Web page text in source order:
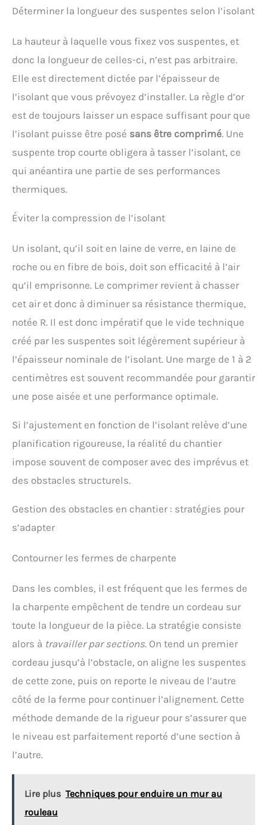
pour activer le mode manuel, vous pouvez projeter
vos besoins d'alignement sous différents angles.
【Wide Application】lazer niveaux Vert 16 lignes
laser de nivellement peut être commuté
individuellement par bouton ou télécommande. Le
niveau laser 360 autonivelant est équipé d'un
support magnétique, d'un mini trépied, d'une base
l'utilisation de l'outil. Il peut être fixé sur des
trépieds, des carreaux de sol, des autocollants
muraux et des plafonds. 【Durable Design/Liste
d'emballage】IP54 étanche/protégé contre les
normalement et de manière stable dans des
conditions de travail complexes. 1xniveau laser 4D
16 lignes, 1x sac de transport, 1x chargeur, 1x support
de roulement 5/8-20 », 1x fer mural, 1x manuel
verte, 1x support mural, 1x plateforme de levage, 2x
batteries 2400mAH，1x Trépied，1x Lunettes de
protection
Déterminer la longueur des suspentes selon l’isolant
La hauteur à laquelle vous fixez vos suspentes, et
donc la longueur de celles-ci, n’est pas arbitraire.
Elle est directement dictée par l’épaisseur de
l’isolant que vous prévoyez d’installer. La règle d’or
est de toujours laisser un espace suffisant pour que
l’isolant puisse être posé sans être comprimé. Une
suspente trop courte obligera à tasser l’isolant, ce
qui anéantira une partie de ses performances
thermiques.
Éviter la compression de l’isolant
Un isolant, qu’il soit en laine de verre, en laine de
roche ou en fibre de bois, doit son efficacité à l’air
qu’il emprisonne. Le comprimer revient à chasser
cet air et donc à diminuer sa résistance thermique,
notée R. Il est donc impératif que le vide technique
créé par les suspentes soit légèrement supérieur à
l’épaisseur nominale de l’isolant. Une marge de 1 à 2
centimètres est souvent recommandée pour garantir
une pose aisée et une performance optimale.
Si l’ajustement en fonction de l’isolant relève d’une
planification rigoureuse, la réalité du chantier
impose souvent de composer avec des imprévus et
des obstacles structurels.
Gestion des obstacles en chantier : stratégies pour
s’adapter
Contourner les fermes de charpente
Dans les combles, il est fréquent que les fermes de
la charpente empêchent de tendre un cordeau sur
toute la longueur de la pièce. La stratégie consiste
alors à travailler par sections. On tend un premier
cordeau jusqu’à l’obstacle, on aligne les suspentes
de cette zone, puis on reporte le niveau de l’autre
côté de la ferme pour continuer l’alignement. Cette
méthode demande de la rigueur pour s’assurer que
le niveau est parfaitement reporté d’une section à
l’autre.
Lire plus Techniques pour enduire un mur au
rouleau